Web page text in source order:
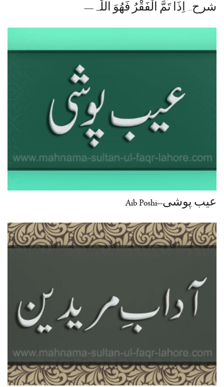
شرح.. اِذَا تَمَّ الْفَقْرُ فَھُوَ اللّٰہ—
عیب پوشی–Aib Poshi